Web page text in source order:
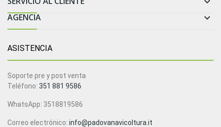
AGENCIA 
ASISTENCIA
Soporte pre y post venta
Teléfono: 351 881 9586
WhatsApp: 3518819586
Correo electrónico: info@padovanavicoltura.it